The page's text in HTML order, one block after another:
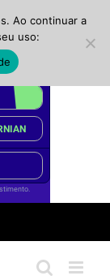
Ao continuar a
uso: